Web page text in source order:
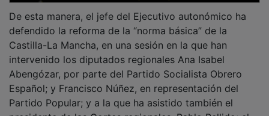
defendido la reforma de la “norma básica” de la
Castilla-La Mancha, en una sesión en la que han
intervenido los diputados regionales Ana Isabel
Abengózar, por parte del Partido Socialista Obrero
Español; y Francisco Núñez, en representación del
Partido Popular; y a la que ha asistido también el
presidente de las Cortes regionales, Pablo Bellido; el